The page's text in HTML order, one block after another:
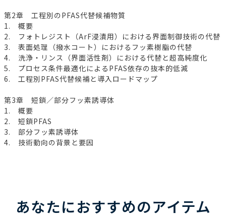
第2章 工程別のPFAS代替候補物質
1. 概要
2. フォトレジスト（ArF浸漬用）における界面制御技術の代替
3. 表面処理（撥水コート）におけるフッ素樹脂の代替
4. 洗浄・リンス（界面活性剤）における代替と超高純度化
5. プロセス条件最適化によるPFAS依存の抜本的低減
6. 工程別PFAS代替候補と導入ロードマップ
第3章 短鎖／部分フッ素誘導体
1. 概要
2. 短鎖PFAS
3. 部分フッ素誘導体
4. 技術動向の背景と要因
あなたにおすすめのアイテム